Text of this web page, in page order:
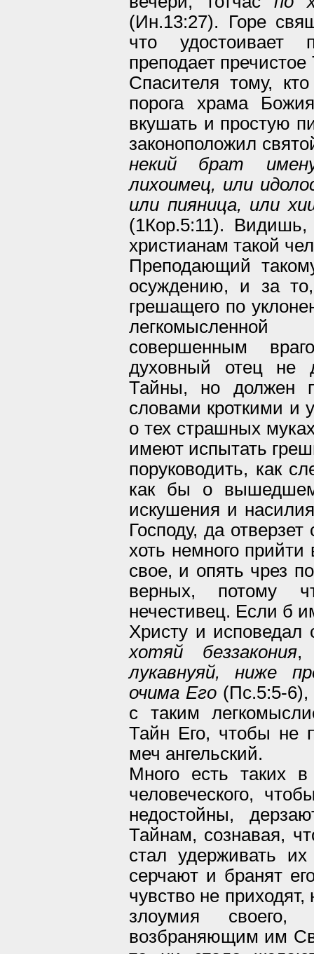
(Ин.13:27). Горе
что удостоивает
преподает
Спасителя тому,
порога храма
вкушать и простую
законоположил
некий брат
лихоимец, или
или пияница, или
(1Кор.5:11).
христианам такой
Преподающий
осуждению, и за
грешащего по
совершенным
духовный отец не
Тайны, но должен
словами кроткими и
о тех страшных
имеют испытать
поруководить, как
как бы о
искушения и
Господу, да
хоть немного прийти
свое, и опять чрез
верных, потому
нечестивец. Если б
Христу и
хотяй беззакония,
лукавнуяй, ниже
очима Его (Пс.5:5-6),
с таким
Тайн Его, чтобы не
меч ангельский.
Много есть таких
человеческого,
недостойны,
Тайнам, сознавая,
стал удерживать
серчают и бранят
чувство не
злоумия своего,
возбраняющим им